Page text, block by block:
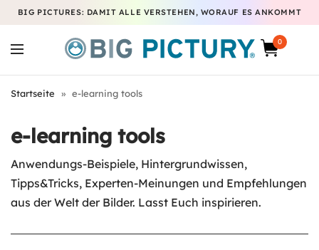
BIG PICTURES: DAMIT ALLE VERSTEHEN, WORAUF ES ANKOMMT
0
Startseite » e-learning tools
e-learning tools
Anwendungs-Beispiele, Hintergrundwissen,
Tipps&Tricks, Experten-Meinungen und Empfehlungen
aus der Welt der Bilder. Lasst Euch inspirieren.